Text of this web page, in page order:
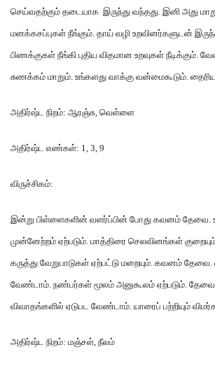
செய்வதற்கும் தடையாக இருந்து வந்தது. இனி அது
மனக்கசப்புகள் நீங்கும். தாய் வழி உறவினர்களுடன்
பிணக்குகள் நீங்கி புதிய விதமான உறவுகள் நீடிக்கும்.
சுணக்கம் மாறும். உங்களது வாக்கு வன்மைகூடும்.
அதிர்ஷ்ட நிறம்: ஆரஞ்சு, வெள்ளை
அதிர்ஷ்ட எண்கள்: 1, 3, 9
விருச்சிகம்:
இன்று பிள்ளைகளின் வளர்ப்பின் போது கவனம் தேவை.
முன்னேற்றம் ஏற்படும். மாத்திரை செலவினங்கள்
கருத்து வேறுபாடுகள் ஏற்பட்டு மறையும். கவனம் தேவை.
வேண்டாம். நண்பர்கள் மூலம் அனுகூலம் ஏற்படும்.
விவாதங்களில் ஏடுபட வேண்டாம். யாரைப் பற்றியும்
அதிர்ஷ்ட நிறம்: மஞ்சள், நீலம்